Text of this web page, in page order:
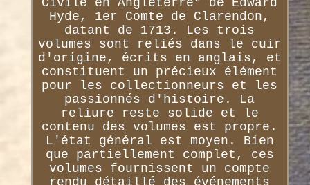
Hyde, 1er Comte de Clarendon,
datant de 1713. Les trois
volumes sont reliés dans le cuir
d'origine, écrits en anglais, et
constituent un précieux élément
pour les collectionneurs et les
passionnés d'histoire. La
reliure reste solide et le
contenu des volumes est propre.
L'état général est moyen. Bien
que partiellement complet, ces
volumes fournissent un compte
rendu détaillé des événements